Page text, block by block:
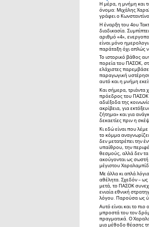
Η μέρα, η μνήμη και
όνομα: Μιχάλης
γράφει ο
Η έναρξη του 4ου
διαδικασία.
αριθμό «4»,
είναι μόνο
παράταξη όχι απλώς
Το ιστορικό βάθος
πορεία του ΠΑΣΟΚ,
ελάχιστες
παραγωγική
αυτό και η μνήμη
Και σήμερα, τριάντα
πρόεδρος του ΠΑΣΟΚ
αδιέξοδα της
ακρίβεια, για
ζήτημα» και για
δεκαετίες πριν η
Κι εδώ είναι που
το κόμμα
δεν μετατρέπει την
υπαίθρου, την
θεσμούς, αλλά δεν τα
ακούγονται ως
μέγιστου
Με άλλα κι απλά
αθέλητα. Σχεδόν – ως
μετά, το ΠΑΣΟΚ
ενιαία εθνική
λόγου. Παρούσα ως
Αυτό είναι και το
μπροστά του τον
πραγματικά. Ο
μια μέθοδο θέασης